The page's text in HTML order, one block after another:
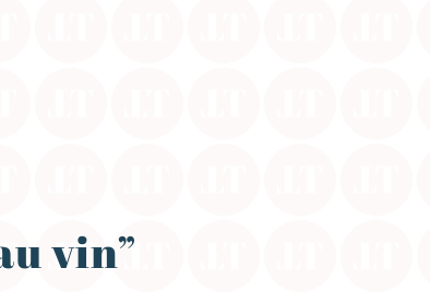
vin”